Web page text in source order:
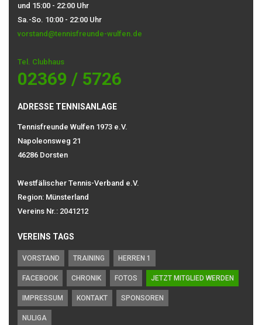
und 15:00 - 22:00 Uhr
Sa.-So. 10:00 - 22:00 Uhr
vorstand@tennisfreunde-wulfen.de
Tel. Clubhaus
02369 / 5726
ADRESSE TENNISANLAGE
Tennisfreunde Wulfen 1973 e.V.
Napoleonsweg 21
46286 Dorsten
Westfälischer Tennis-Verband e.V.
Region: Münsterland
Vereins Nr.: 2041212
VEREINS TAGS
VORSTAND TRAINING HERREN 1
FACEBOOK CHRONIK FOTOS JETZT MITGLIED WERDEN
IMPRESSUM KONTAKT SPONSOREN
NULIGA